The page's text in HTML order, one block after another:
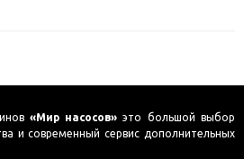
«Мир насосов» это большой выбор
и современный сервис дополнительных